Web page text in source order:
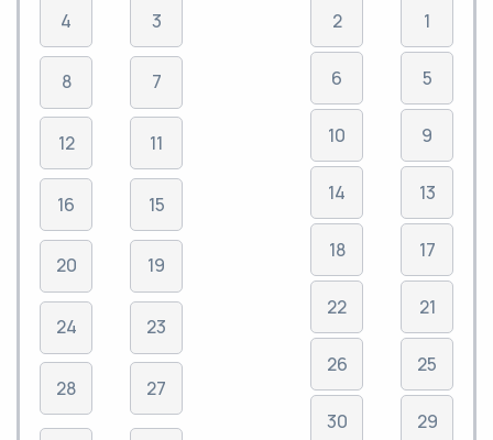
4
8
12
16
20
24
28
3
7
11
15
19
23
27
2
6
10
14
18
22
26
30
1
5
9
13
17
21
25
29